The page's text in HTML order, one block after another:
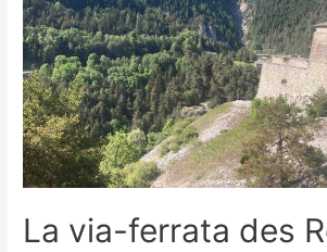
d’Arves
La via-ferrata des